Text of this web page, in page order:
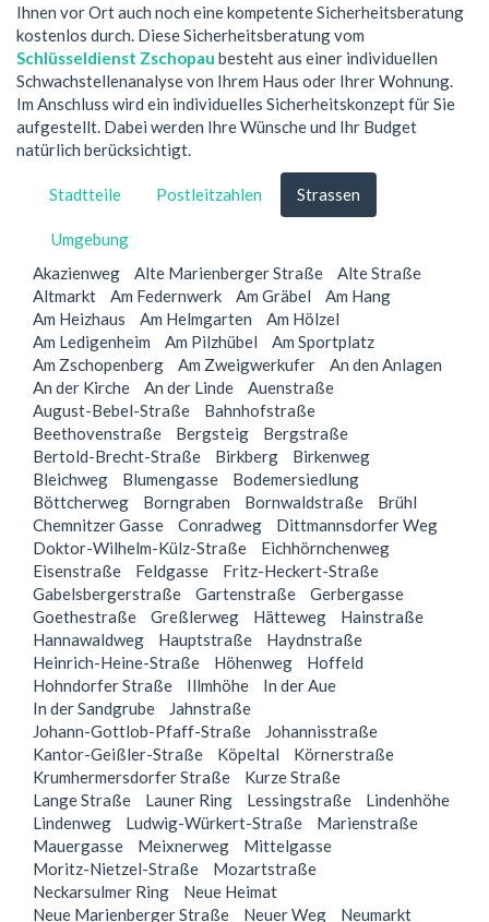
Ihnen vor Ort auch noch eine kompetente Sicherheitsberatung
kostenlos durch. Diese Sicherheitsberatung vom
Schlüsseldienst Zschopau besteht aus einer individuellen
Schwachstellenanalyse von Ihrem Haus oder Ihrer Wohnung.
Im Anschluss wird ein individuelles Sicherheitskonzept für Sie
aufgestellt. Dabei werden Ihre Wünsche und Ihr Budget
natürlich berücksichtigt.
Stadtteile Postleitzahlen Strassen
Umgebung
Akazienweg
Alte Marienberger Straße
Alte Straße
Altmarkt
Am Federnwerk Am Gräbel
Am Hang
Am Heizhaus
Am Helmgarten
Am Hölzel
Am Ledigenheim
Am Pilzhübel
Am Sportplatz
Am Zschopenberg
Am Zweigwerkufer
An den Anlagen
An der Kirche
An der Linde
Auenstraße
August-Bebel-Straße
Bahnhofstraße
Beethovenstraße
Bergsteig
Bergstraße
Bertold-Brecht-Straße
Birkberg
Birkenweg
Bleichweg
Blumengasse
Bodemersiedlung
Böttcherweg
Borngraben Bornwaldstraße
Brühl
Chemnitzer Gasse
Conradweg
Dittmannsdorfer Weg
Doktor-Wilhelm-Külz-Straße
Eichhörnchenweg
Eisenstraße
Feldgasse
Fritz-Heckert-Straße
Gabelsbergerstraße
Gartenstraße
Gerbergasse
Goethestraße
Greßlerweg Hätteweg
Hainstraße
Hannawaldweg
Hauptstraße
Haydnstraße
Heinrich-Heine-Straße
Höhenweg
Hoffeld
Hohndorfer Straße
Illmhöhe
In der Aue
In der Sandgrube
Jahnstraße
Johann-Gottlob-Pfaff-Straße
Johannisstraße
Kantor-Geißler-Straße
Köpeltal
Körnerstraße
Krumhermersdorfer Straße
Kurze Straße
Lange Straße
Launer Ring Lessingstraße
Lindenhöhe
Lindenweg
Ludwig-Würkert-Straße
Marienstraße
Mauergasse
Meixnerweg
Mittelgasse
Moritz-Nietzel-Straße
Mozartstraße
Neckarsulmer Ring
Neue Heimat
Neue Marienberger Straße
Neuer Weg Neumarkt